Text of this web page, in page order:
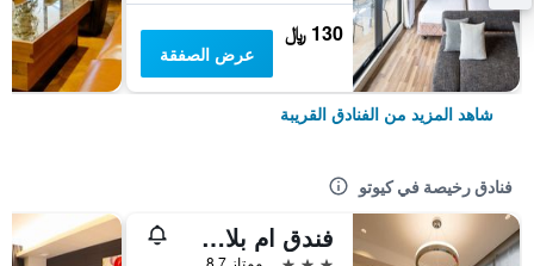
130 ﷼
عرض الصفقة
شاهد المزيد من الفنادق القريبة
فنادق رخيصة في كيوتو
فندق ام بلاس شيجاو أوميا
ممتاز 8.7